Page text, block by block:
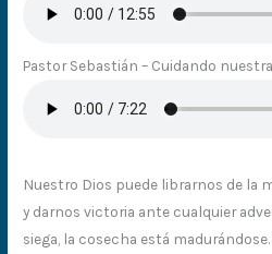
Pastor Sebastián – Cuidando
Nuestro Dios puede librarnos de la
y darnos victoria ante cualquier
siega, la cosecha está